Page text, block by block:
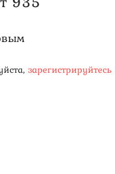
зарегистрируйтесь